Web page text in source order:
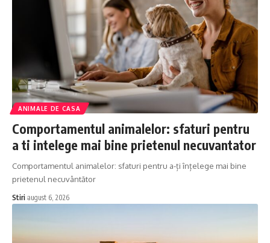
ANIMALE DE CASA
Comportamentul animalelor: sfaturi pentru
a ti intelege mai bine prietenul necuvantator
Comportamentul animalelor: sfaturi pentru a-ți înțelege mai bine
prietenul necuvântător
Stiri august 6, 2026